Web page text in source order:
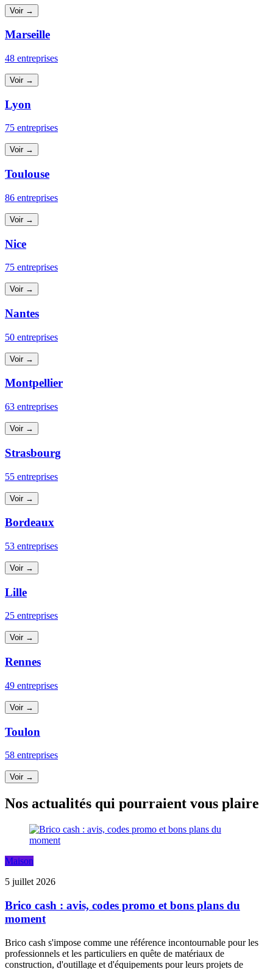
Voir →
Marseille
48 entreprises
Voir →
Lyon
75 entreprises
Voir →
Toulouse
86 entreprises
Voir →
Nice
75 entreprises
Voir →
Nantes
50 entreprises
Voir →
Montpellier
63 entreprises
Voir →
Strasbourg
55 entreprises
Voir →
Bordeaux
53 entreprises
Voir →
Lille
25 entreprises
Voir →
Rennes
49 entreprises
Voir →
Toulon
58 entreprises
Voir →
Nos actualités qui pourraient vous plaire
Maison
5 juillet 2026
Brico cash : avis, codes promo et bons plans du
moment
Brico cash s'impose comme une référence incontournable pour les
professionnels et les particuliers en quête de matériaux de
construction, d'outillage et d'équipements pour leurs projets de